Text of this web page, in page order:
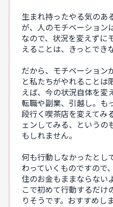
生まれ持ったやる気のあ
が、人のモチベーション
なので、状況を変えずに
えることは、きっとでき
だから、モチベーション
と私たちがやれることは
えば、今の状況自体を変
転職や副業、引越し。も
段行く喫茶店を変えてみ
ェンしてみる、というの
もしれません。
何も行動しなかったとし
わっていくものですので
住のお金もままならない
こで初めて行動するだけ
りそうです。おすすめし